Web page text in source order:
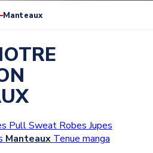
Manteaux
PullSweat Robes Jupes
Manteaux Tenue manga